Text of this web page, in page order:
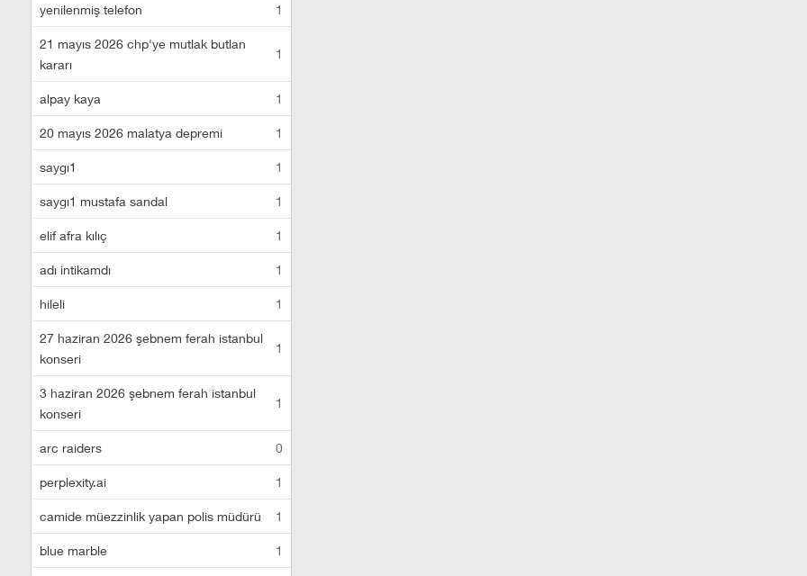
yenilenmiş telefon 1
21 mayıs 2026 chp'ye mutlak butlan
kararı
1
alpay kaya 1
20 mayıs 2026 malatya depremi 1
saygı1 1
saygı1 mustafa sandal 1
elif afra kılıç 1
adı intikamdı 1
hileli 1
27 haziran 2026 şebnem ferah istanbul
konseri
1
3 haziran 2026 şebnem ferah istanbul
konseri
1
arc raiders 0
perplexity.ai 1
camide müezzinlik yapan polis müdürü 1
blue marble 1